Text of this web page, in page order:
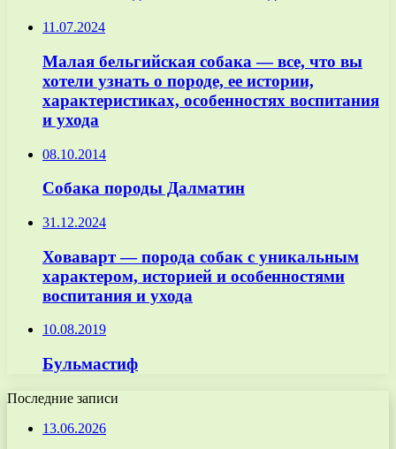
11.07.2024
Малая бельгийская собака — все, что вы
хотели узнать о породе, ее истории,
характеристиках, особенностях воспитания
и ухода
08.10.2014
Собака породы Далматин
31.12.2024
Ховаварт — порода собак с уникальным
характером, историей и особенностями
воспитания и ухода
10.08.2019
Бульмастиф
Последние записи
13.06.2026